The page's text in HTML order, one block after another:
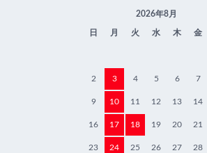
2026年8月
日 月 火 水 木 金
2 3 4 5 6 7
9 10 11 12 13 14
16 17 18 19 20 21
23 24 25 26 27 28